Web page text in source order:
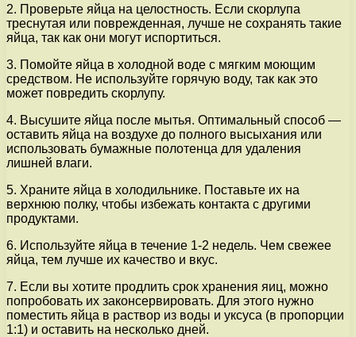
2. Проверьте яйца на целостность. Если скорлупа
треснутая или поврежденная, лучше не сохранять такие
яйца, так как они могут испортиться.
3. Помойте яйца в холодной воде с мягким моющим
средством. Не используйте горячую воду, так как это
может повредить скорлупу.
4. Высушите яйца после мытья. Оптимальный способ —
оставить яйца на воздухе до полного высыхания или
использовать бумажные полотенца для удаления
лишней влаги.
5. Храните яйца в холодильнике. Поставьте их на
верхнюю полку, чтобы избежать контакта с другими
продуктами.
6. Используйте яйца в течение 1-2 недель. Чем свежее
яйца, тем лучше их качество и вкус.
7. Если вы хотите продлить срок хранения яиц, можно
попробовать их законсервировать. Для этого нужно
поместить яйца в раствор из воды и уксуса (в пропорции
1:1) и оставить на несколько дней.